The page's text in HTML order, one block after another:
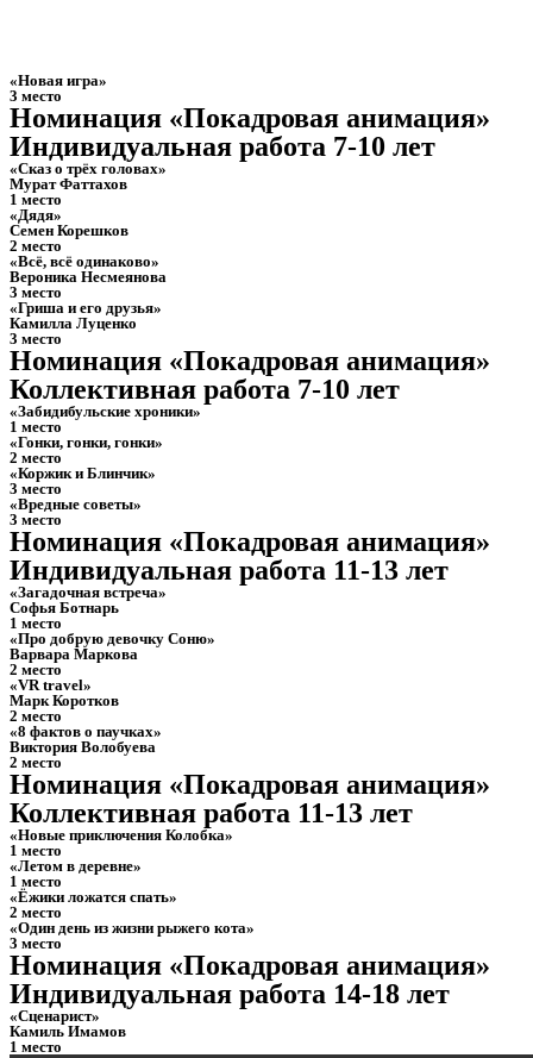
«Новая игра»
3 место
Номинация «Покадровая анимация»
Индивидуальная работа 7-10 лет
«Сказ о трёх головах»
Мурат Фаттахов
1 место
«Дядя»
Семен Корешков
2 место
«Всё, всё одинаково»
Вероника Несмеянова
3 место
«Гриша и его друзья»
Камилла Луценко
3 место
Номинация «Покадровая анимация»
Коллективная работа 7-10 лет
«Забидибульские хроники»
1 место
«Гонки, гонки, гонки»
2 место
«Коржик и Блинчик»
3 место
«Вредные советы»
3 место
Номинация «Покадровая анимация»
Индивидуальная работа 11-13 лет
«Загадочная встреча»
Софья Ботнарь
1 место
«Про добрую девочку Соню»
Варвара Маркова
2 место
«VR travel»
Марк Коротков
2 место
«8 фактов о паучках»
Виктория Волобуева
2 место
Номинация «Покадровая анимация»
Коллективная работа 11-13 лет
«Новые приключения Колобка»
1 место
«Летом в деревне»
1 место
«Ёжики ложатся спать»
2 место
«Один день из жизни рыжего кота»
3 место
Номинация «Покадровая анимация»
Индивидуальная работа 14-18 лет
«Сценарист»
Камиль Имамов
1 место